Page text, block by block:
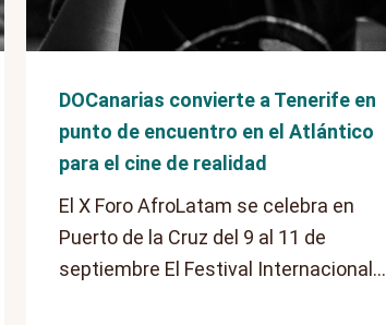
DOCanarias convierte a Tenerife en
punto de encuentro en el Atlántico
para el cine de realidad
El X Foro AfroLatam se celebra en
Puerto de la Cruz del 9 al 11 de
septiembre El Festival Internacional...